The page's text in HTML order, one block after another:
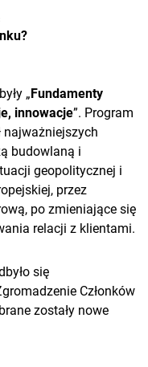
„Fundamenty
innowacje”. Program
najważniejszych
budowlaną i
geopolitycznej i
przez
po zmieniające się
relacji z klientami.
się
Członków
zostały nowe